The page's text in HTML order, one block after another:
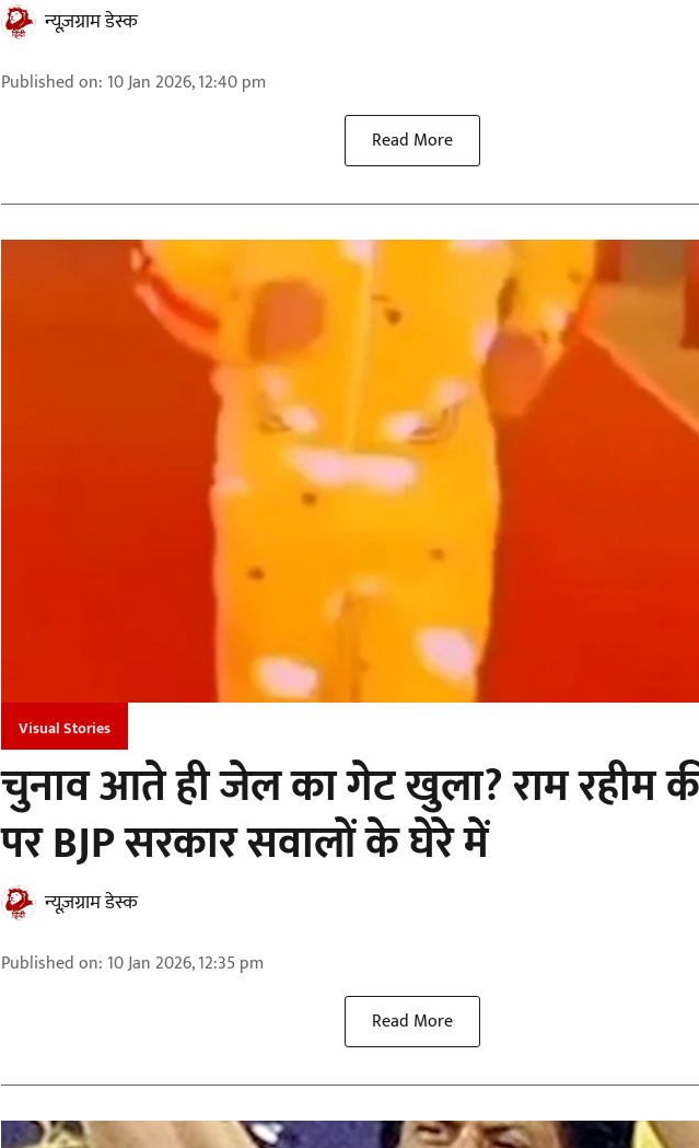
न्यूज़ग्राम डेस्क
Published on: 10 Jan 2026, 12:40 pm
Read More
Visual Stories
चुनाव आते ही जेल का गेट खुला? राम रहीम
पर BJP सरकार सवालों के घेरे में
न्यूज़ग्राम डेस्क
Published on: 10 Jan 2026, 12:35 pm
Read More